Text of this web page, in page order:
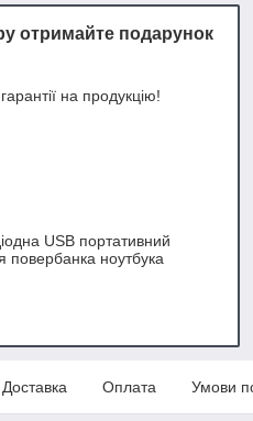
отримайте подарунок
на продукцію!
USB портативний
повербанка ноутбука
Доставка Оплата Умови